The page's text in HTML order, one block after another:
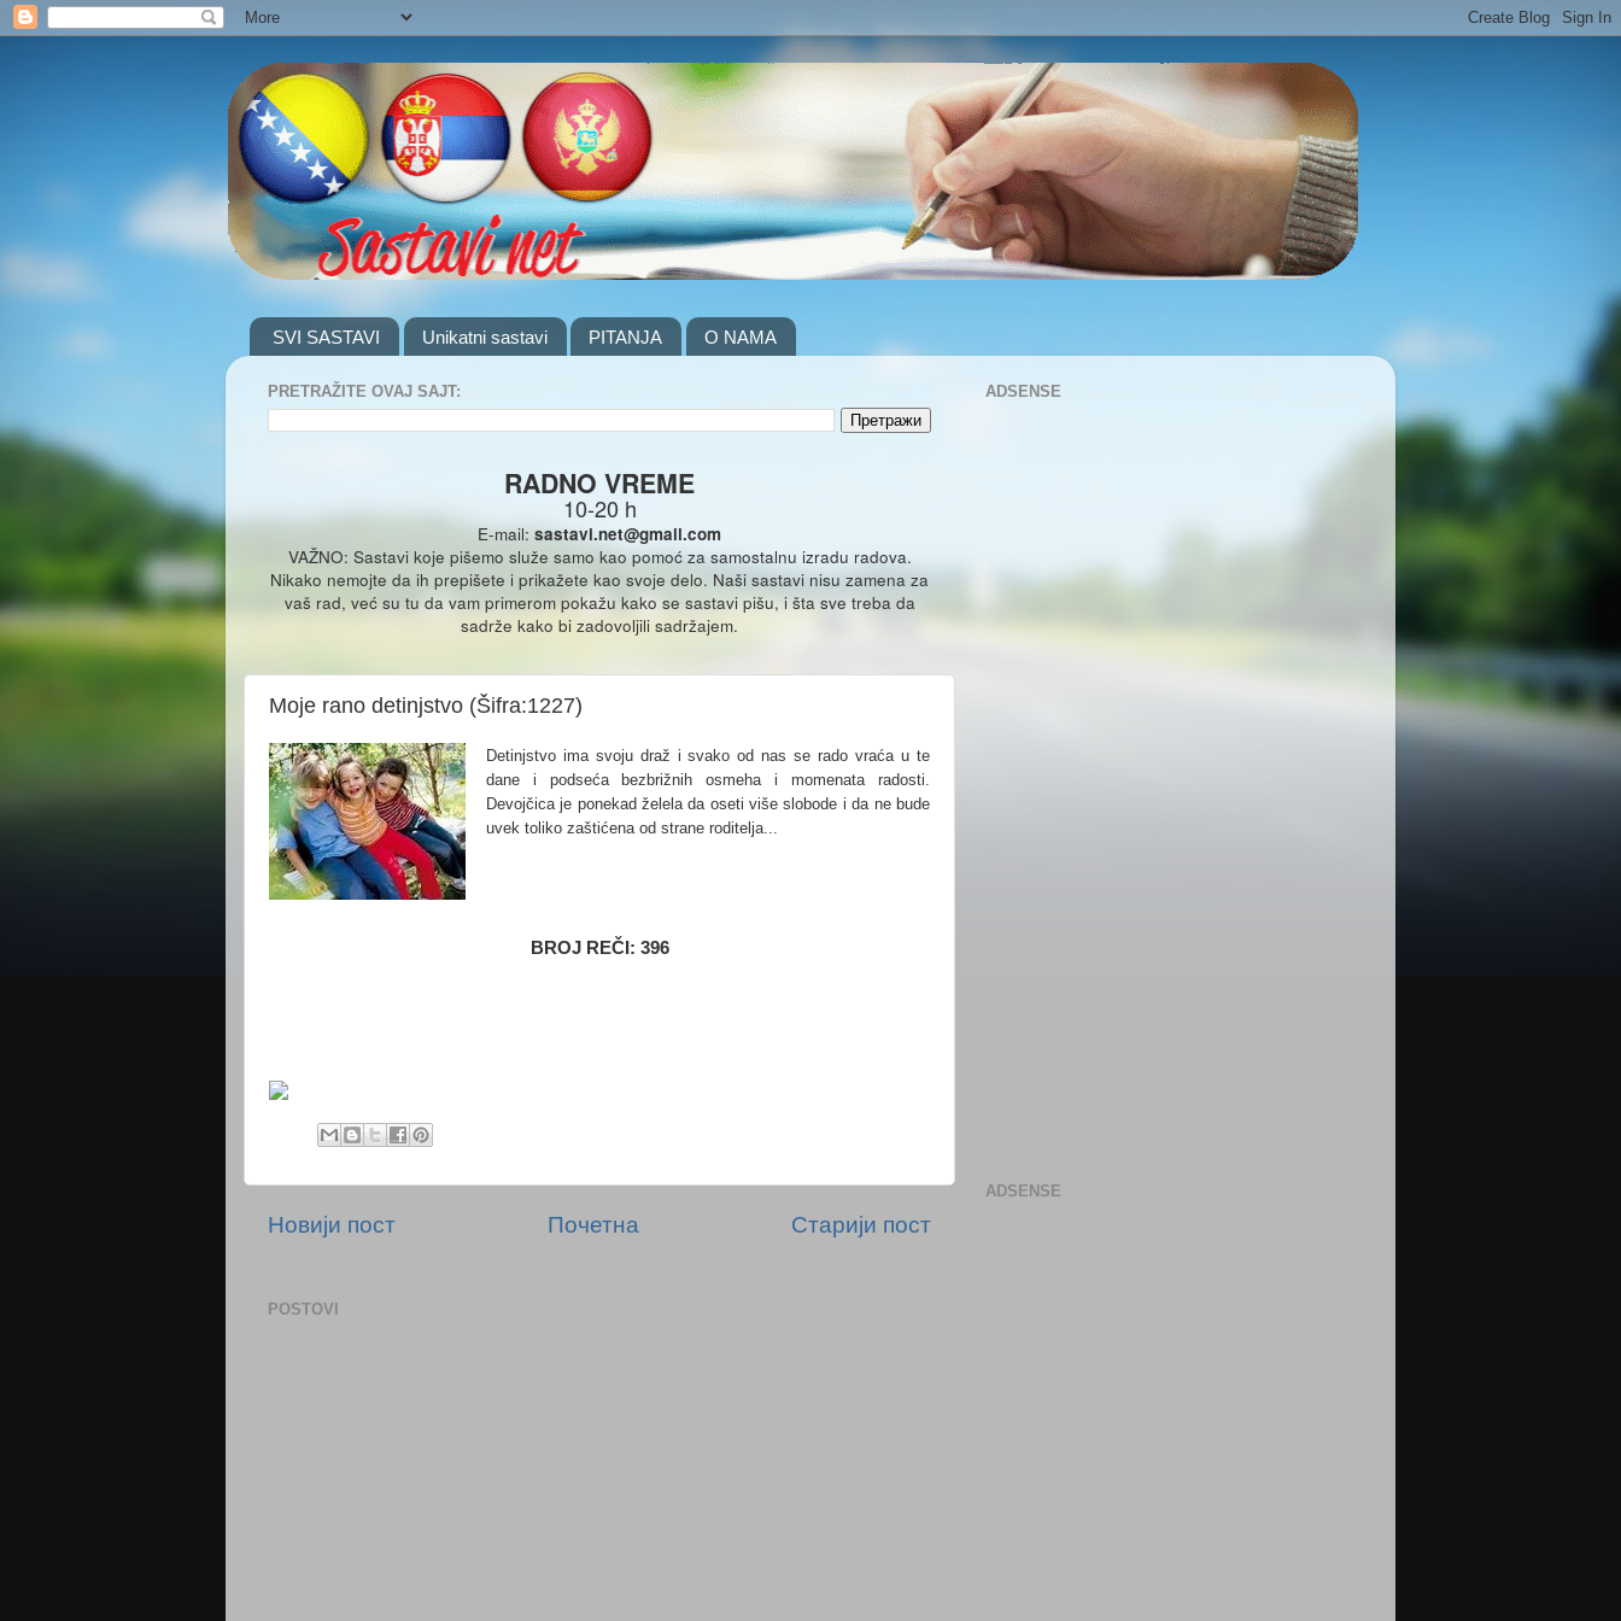
SVI SASTAVI Unikatni sastavi PITANJA O NAMA
PRETRAŽITE OVAJ SAJT:
RADNO VREME
10-20 h
E-mail: sastavi.net@gmail.com
VAŽNO: Sastavi koje pišemo služe samo kao pomoć za samostalnu izradu radova.
Nikako nemojte da ih prepišete i prikažete kao svoje delo. Naši sastavi nisu zamena za
vaš rad, već su tu da vam primerom pokažu kako se sastavi pišu, i šta sve treba da
sadrže kako bi zadovoljili sadržajem.
Moje rano detinjstvo (Šifra:1227)
Detinjstvo ima svoju draž i svako od nas se rado vraća u te
dane i podseća bezbrižnih osmeha i momenata radosti.
Devojčica je ponekad želela da oseti više slobode i da ne bude
uvek toliko zaštićena od strane roditelja...
BROJ REČI: 396
Новији пост Старији пост
Почетна
POSTOVI
ADSENSE
ADSENSE